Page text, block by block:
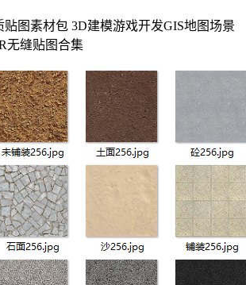
贴图素材包 3D建模游戏开发GIS地图场景
无缝贴图合集